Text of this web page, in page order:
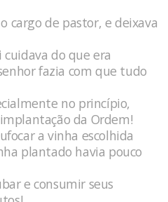
cargo de pastor, e deixava
do que era
fazia com que tudo
no princípio,
da Ordem!
a vinha escolhida
plantado havia pouco
e consumir seus